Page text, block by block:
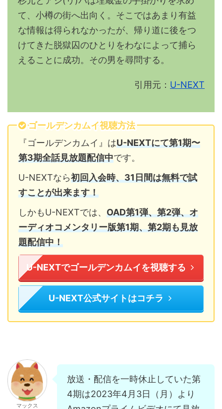
て、小樽の街へ出向く。そこではあまり有益
な情報は得られなかったが、帰り道に後をつ
けてきた脱獄囚のひとりをわなによって捕ら
えることに成功。その男を尋問する。
引用元： U-NEXT
ゴールデンカムイ視聴方法
『ゴールデンカムイ』はU-NEXTにて第1期〜
第3期全話見放題配信中です。
U-NEXTなら初回入会時、31日間は無料で試
すことが出来ます！
しかもU-NEXTでは、 OAD第1弾、第2弾、オ
ーディオコメンタリー版第1期、第2期も見放
題配信中！
U-NEXTでゴールデンカムイを視聴する
U-NEXT公式サイトはコチラ
マックス
放送・配信を一時休止していた第
4期は2023年4月3日（月）より